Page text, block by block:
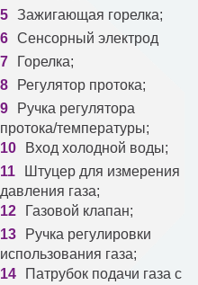
Зажигающая горелка;
Сенсорный электрод
Горелка;
Регулятор протока;
Ручка регулятора
протока/температуры;
Вход холодной воды;
Штуцер для измерения
давления газа;
Газовой клапан;
Ручка регулировки
использования газа;
Патрубок подачи газа с